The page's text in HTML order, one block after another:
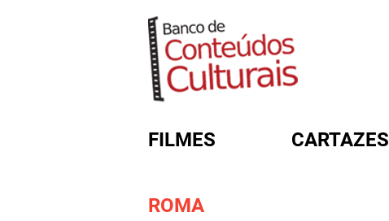
FILMES CARTAZES
ROMA